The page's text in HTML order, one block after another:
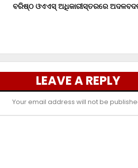
ବରିଷ୍ଠ ଓଏଏସ୍‌ ଅଧିକାରୀସ୍ତରରେ
LEAVE A REPLY
Your email address will not be